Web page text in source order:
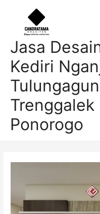
Jasa
Kediri
Trenggalek
Ponorogo
navigation